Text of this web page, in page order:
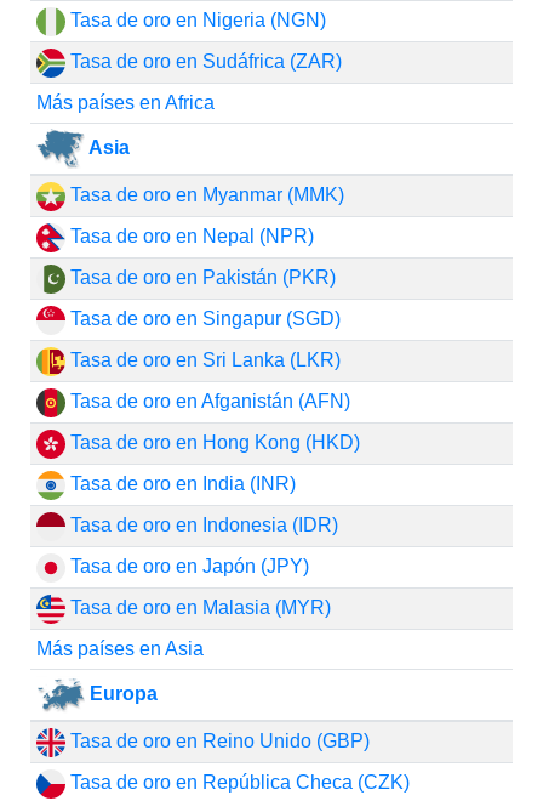
Tasa de oro en Nigeria (NGN)
Tasa de oro en Sudáfrica (ZAR)
Más países en Africa
Asia
Tasa de oro en Myanmar (MMK)
Tasa de oro en Nepal (NPR)
Tasa de oro en Pakistán (PKR)
Tasa de oro en Singapur (SGD)
Tasa de oro en Sri Lanka (LKR)
Tasa de oro en Afganistán (AFN)
Tasa de oro en Hong Kong (HKD)
Tasa de oro en India (INR)
Tasa de oro en Indonesia (IDR)
Tasa de oro en Japón (JPY)
Tasa de oro en Malasia (MYR)
Más países en Asia
Europa
Tasa de oro en Reino Unido (GBP)
Tasa de oro en República Checa (CZK)